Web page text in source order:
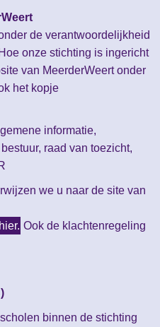
de verantwoordelijkheid
onze stichting is ingericht
van MeerderWeert onder
het kopje
informatie,
raad van toezicht,
we u naar de site van
Ook de klachtenregeling
binnen de stichting